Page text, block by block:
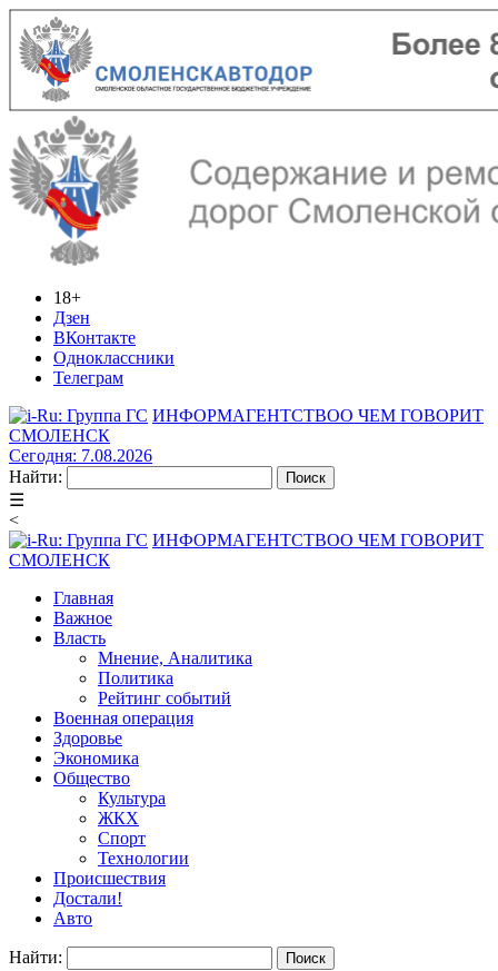
18+
Дзен
ВКонтакте
Одноклассники
Телеграм
ИНФОРМАГЕНТСТВОО ЧЕМ ГОВОРИТ
СМОЛЕНСК
Сегодня: 7.08.2026
Найти:
☰
<
ИНФОРМАГЕНТСТВОО ЧЕМ ГОВОРИТ
СМОЛЕНСК
Главная
Важное
Власть
Мнение, Аналитика
Политика
Рейтинг событий
Военная операция
Здоровье
Экономика
Общество
Культура
ЖКХ
Спорт
Технологии
Происшествия
Достали!
Авто
Найти: